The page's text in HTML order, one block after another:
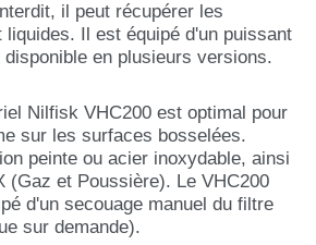
il peut récupérer les
liquides. Il est équipé d'un puissant
en plusieurs versions.
Nilfisk VHC200 est optimal pour
sur les surfaces bosselées.
peinte ou acier inoxydable, ainsi
(Gaz et Poussière). Le VHC200
d'un secouage manuel du filtre
sur demande).